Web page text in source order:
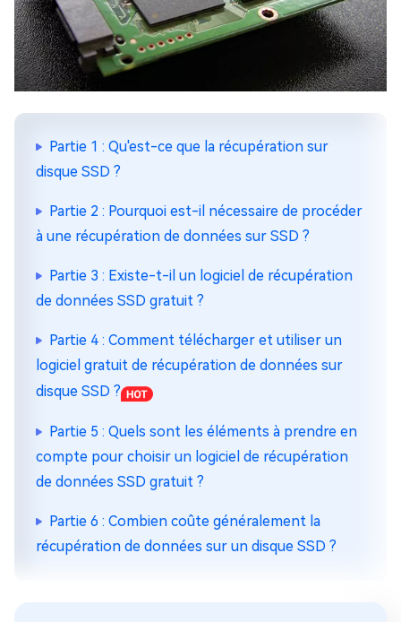
Partie 1 : Qu'est-ce que la récupération sur
disque SSD ?
Partie 2 : Pourquoi est-il nécessaire de procéder
à une récupération de données sur SSD ?
Partie 3 : Existe-t-il un logiciel de récupération
de données SSD gratuit ?
Partie 4 : Comment télécharger et utiliser un
logiciel gratuit de récupération de données sur
disque SSD ?
Partie 5 : Quels sont les éléments à prendre en
compte pour choisir un logiciel de récupération
de données SSD gratuit ?
Partie 6 : Combien coûte généralement la
récupération de données sur un disque SSD ?